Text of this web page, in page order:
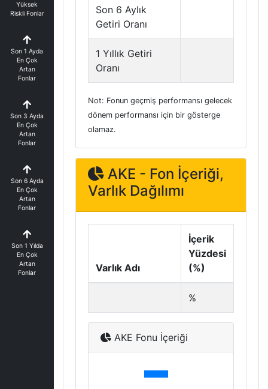
Yüksek
Riskli Fonlar
Son 1 Ayda
En Çok
Artan
Fonlar
Son 3 Ayda
En Çok
Artan
Fonlar
Son 6 Ayda
En Çok
Artan
Fonlar
Son 1 Yılda
En Çok
Artan
Fonlar
Son 6 Aylık
Getiri Oranı
1 Yıllık Getiri
Oranı
Not: Fonun geçmiş performansı gelecek
dönem performansı için bir gösterge
olamaz.
AKE - Fon İçeriği,
Varlık Dağılımı
Varlık Adı
İçerik
Yüzdesi
(%)
%
AKE Fonu İçeriği